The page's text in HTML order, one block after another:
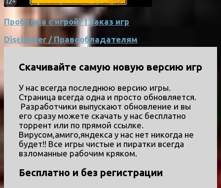
Проблема с игрой? | Заказ игр
Disclaimer / Правообладателям
Скачивайте самую новую версию игр
У нас всегда последнюю версию игры.
Страница всегда одна и просто обновляется.
Разработчики выпускают обновление и вы
его сразу можете скачать у нас бесплатно
торрент или по прямой ссылке.
Вирусом,амиго,яндекса у нас нет никогда не
будет!! Все игры чистые и пиратки всегда
взломанные рабочим кряком.
Бесплатно и без регистрации